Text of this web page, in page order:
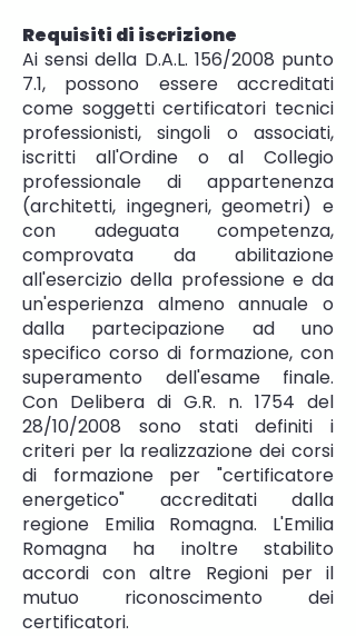
Requisiti di iscrizione
Ai sensi della D.A.L. 156/2008 punto
7.1, possono essere accreditati
come soggetti certificatori tecnici
professionisti, singoli o associati,
iscritti all'Ordine o al Collegio
professionale di appartenenza
(architetti, ingegneri, geometri) e
con adeguata competenza,
comprovata da abilitazione
all'esercizio della professione e da
un'esperienza almeno annuale o
dalla partecipazione ad uno
specifico corso di formazione, con
superamento dell'esame finale.
Con Delibera di G.R. n. 1754 del
28/10/2008 sono stati definiti i
criteri per la realizzazione dei corsi
di formazione per "certificatore
energetico" accreditati dalla
regione Emilia Romagna. L'Emilia
Romagna ha inoltre stabilito
accordi con altre Regioni per il
mutuo riconoscimento dei
certificatori.